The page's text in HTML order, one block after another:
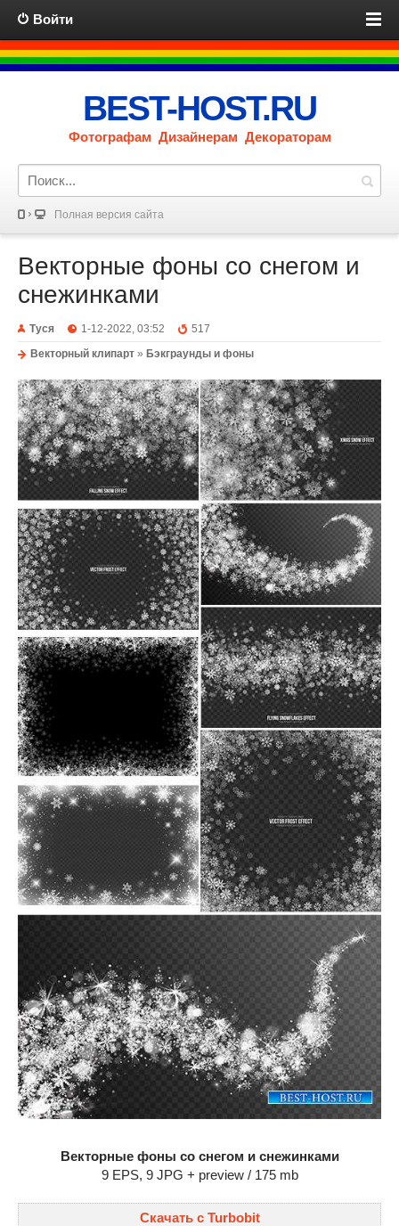
Войти
BEST-HOST.RU
Фотографам Дизайнерам Декораторам
Полная версия сайта
Векторные фоны со снегом и
снежинками
Туся 1-12-2022, 03:52
517
Векторный клипарт » Бэкграунды и фоны
Векторные фоны со снегом и снежинками
9 EPS, 9 JPG + preview / 175 mb
Скачать с Turbobit